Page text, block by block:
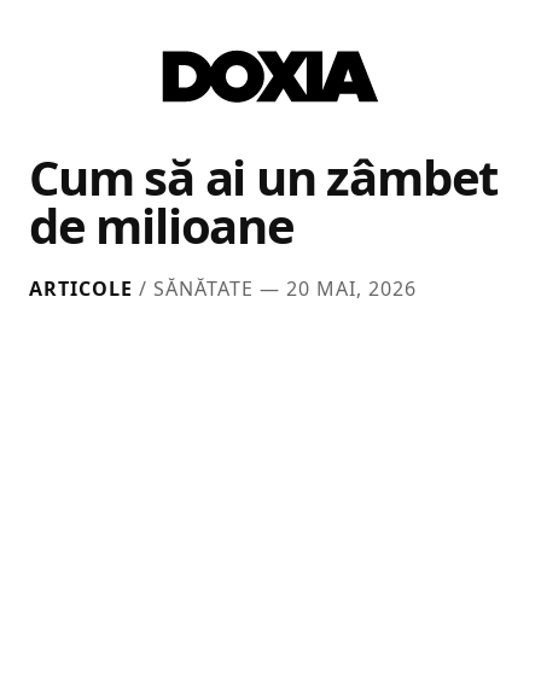
Cum să ai un zâmbet
de milioane
ARTICOLE / SĂNĂTATE — 20 MAI, 2026